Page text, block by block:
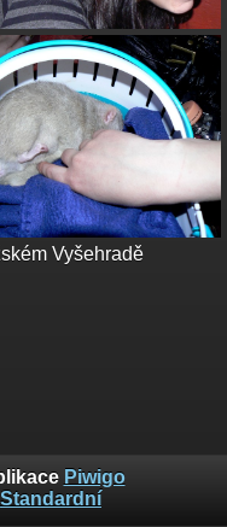
Vyšehradě
Piwigo
Standardní